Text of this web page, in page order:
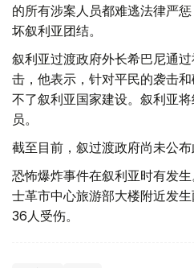
的所有涉案人员都难逃法律严
坏叙利亚团结。
叙利亚过渡政府外长希巴尼通
击，他表示，针对平民的袭击
不了叙利亚国家建设。叙利亚
员。
截至目前，叙过渡政府尚未公布
恐怖爆炸事件在叙利亚时有发
士革市中心旅游部大楼附近发生
36人受伤。